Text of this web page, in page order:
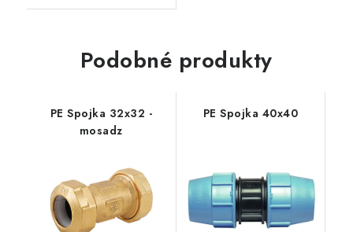
Podobné produkty
PE Spojka 32x32 -
mosadz
PE Spojka 40x40